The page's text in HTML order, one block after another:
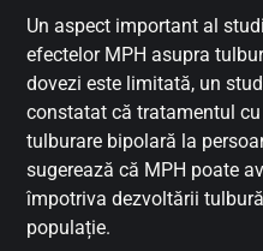
Un aspect important al
efectelor MPH asupra
dovezi este limitată, un
constatat că tratamentul
tulburare bipolară la
sugerează că MPH poate
împotriva dezvoltării
populație.